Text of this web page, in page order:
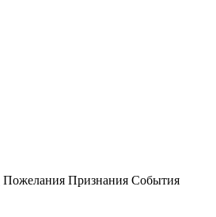
Пожелания Признания События